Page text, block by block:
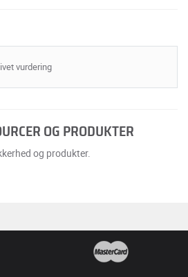
vurdering
OG PRODUKTER
og produkter.